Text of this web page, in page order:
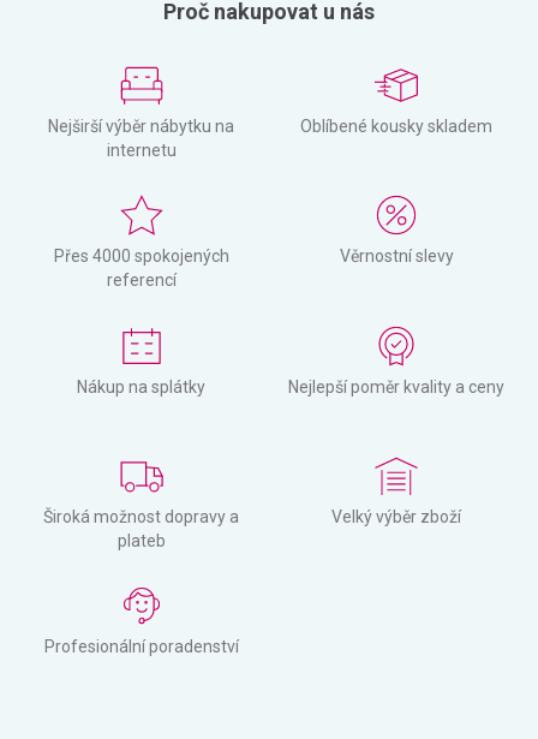
Proč nakupovat u nás
Nejširší výběr nábytku na
internetu
Oblíbené kousky skladem
Přes 4000 spokojených
referencí
Věrnostní slevy
Nákup na splátky Nejlepší poměr kvality a ceny
Široká možnost dopravy a
plateb
Velký výběr zboží
Profesionální poradenství